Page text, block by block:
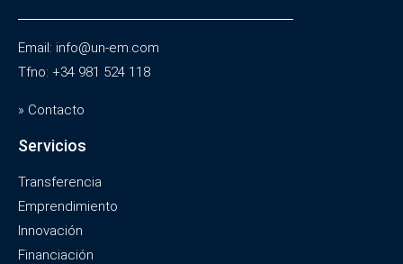
Email: info@un-em.com
Tfno: +34 981 524 118
» Contacto
Servicios
Transferencia
Emprendimiento
Innovación
Financiación